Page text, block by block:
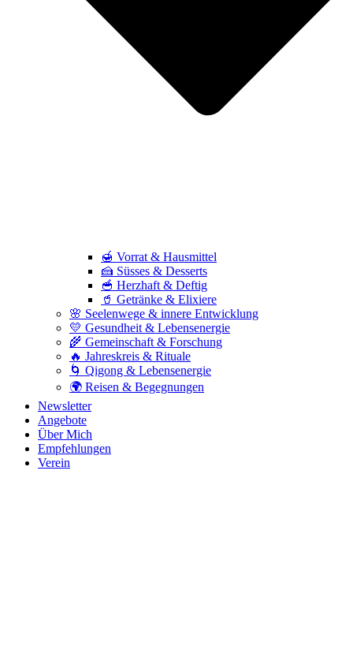
🍯 Vorrat & Hausmittel
🍰 Süsses & Desserts
🥣 Herzhaft & Deftig
🥤 Getränke & Elixiere
🌸 Seelenwege & innere Entwicklung
💛 Gesundheit & Lebensenergie
🌾 Gemeinschaft & Forschung
🔥 Jahreskreis & Rituale
🌀 Qigong & Lebensenergie
🌍 Reisen & Begegnungen
Newsletter
Angebote
Über Mich
Empfehlungen
Verein